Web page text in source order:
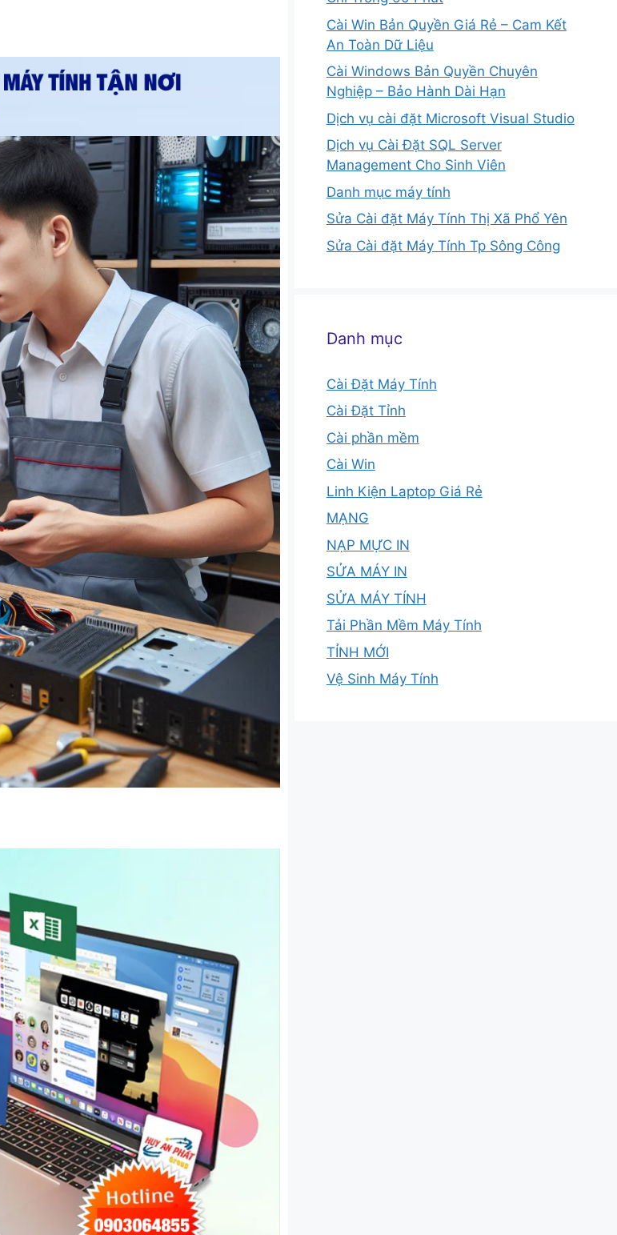
Cài Win Bản Quyền Giá Rẻ – Cam Kết
An Toàn Dữ Liệu
Cài Windows Bản Quyền Chuyên
Nghiệp – Bảo Hành Dài Hạn
Dịch vụ cài đặt Microsoft Visual Studio
Dịch vụ Cài Đặt SQL Server
Management Cho Sinh Viên
Danh mục máy tính
Sửa Cài đặt Máy Tính Thị Xã Phổ Yên
Sửa Cài đặt Máy Tính Tp Sông Công
Danh mục
Cài Đặt Máy Tính
Cài Đặt Tỉnh
Cài phần mềm
Cài Win
Linh Kiện Laptop Giá Rẻ
MẠNG
NẠP MỰC IN
SỬA MÁY IN
SỬA MÁY TÍNH
Tải Phần Mềm Máy Tính
TỈNH MỚI
Vệ Sinh Máy Tính